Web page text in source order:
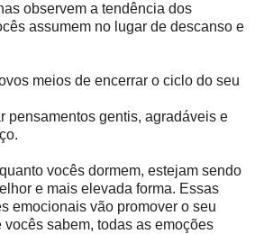
observem a tendência dos
assumem no lugar de descanso e
meios de encerrar o ciclo do seu
pensamentos gentis, agradáveis e
vocês dormem, estejam sendo
e mais elevada forma. Essas
emocionais vão promover o seu
sabem, todas as emoções